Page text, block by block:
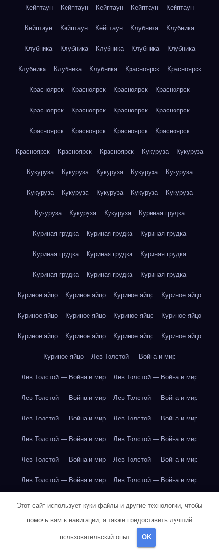
Кейптаун Кейптаун Кейптаун Кейптаун Кейптаун
Кейптаун Кейптаун Кейптаун Клубника Клубника
Клубника Клубника Клубника Клубника Клубника
Клубника Клубника Клубника Красноярск Красноярск
Красноярск Красноярск Красноярск Красноярск
Красноярск Красноярск Красноярск Красноярск
Красноярск Красноярск Красноярск Красноярск
Красноярск Красноярск Красноярск Кукуруза Кукуруза
Кукуруза Кукуруза Кукуруза Кукуруза Кукуруза
Кукуруза Кукуруза Кукуруза Кукуруза Кукуруза
Кукуруза Кукуруза Кукуруза Куриная грудка
Куриная грудка Куриная грудка Куриная грудка
Куриная грудка Куриная грудка Куриная грудка
Куриная грудка Куриная грудка Куриная грудка
Куриное яйцо Куриное яйцо Куриное яйцо Куриное яйцо
Куриное яйцо Куриное яйцо Куриное яйцо Куриное яйцо
Куриное яйцо Куриное яйцо Куриное яйцо Куриное яйцо
Куриное яйцо Лев Толстой — Война и мир
Лев Толстой — Война и мир Лев Толстой — Война и мир
Лев Толстой — Война и мир Лев Толстой — Война и мир
Лев Толстой — Война и мир Лев Толстой — Война и мир
Лев Толстой — Война и мир Лев Толстой — Война и мир
Лев Толстой — Война и мир Лев Толстой — Война и мир
Лев Толстой — Война и мир Лев Толстой — Война и мир
Лондон Лондон Лондон Лондон Лондон Лондон
Лондон Лондон Лондон Лондон
Этот сайт использует куки-файлы и другие технологии, чтобы
помочь вам в навигации, а также предоставить лучший
пользовательский опыт. OK